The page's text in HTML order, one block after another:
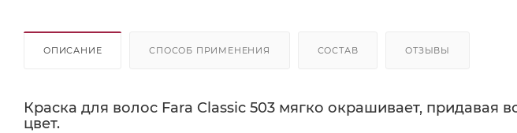
ОПИСАНИЕ СПОСОБ ПРИМЕНЕНИЯ СОСТАВ ОТЗЫВЫ
Краска для волос Fara Classic 503 мягко окрашивает, придавая
цвет.